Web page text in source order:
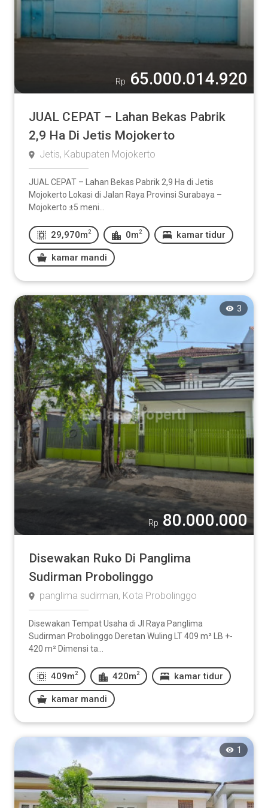
Rp 65.000.014.920
JUAL CEPAT – Lahan Bekas Pabrik
2,9 Ha Di Jetis Mojokerto
Jetis, Kabupaten Mojokerto
JUAL CEPAT – Lahan Bekas Pabrik 2,9 Ha di Jetis
Mojokerto Lokasi di Jalan Raya Provinsi Surabaya –
Mojokerto ±5 meni...
29,970m 2 0m 2 kamar tidur
kamar mandi
3
Rp 80.000.000
Disewakan Ruko Di Panglima
Sudirman Probolinggo
panglima sudirman, Kota Probolinggo
Disewakan Tempat Usaha di Jl Raya Panglima
Sudirman Probolinggo Deretan Wuling LT 409 m² LB +-
420 m² Dimensi ta...
409m 2 420m 2 kamar tidur
kamar mandi
1